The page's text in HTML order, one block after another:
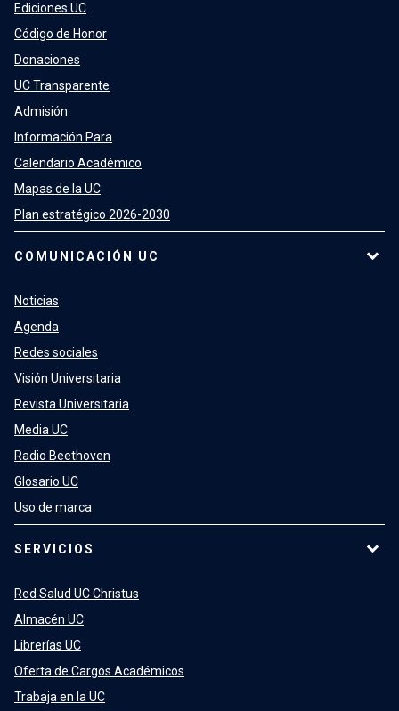
Ediciones UC
Código de Honor
Donaciones
UC Transparente
Admisión
Información Para
Calendario Académico
Mapas de la UC
Plan estratégico 2026-2030
COMUNICACIÓN UC
Noticias
Agenda
Redes sociales
Visión Universitaria
Revista Universitaria
Media UC
Radio Beethoven
Glosario UC
Uso de marca
SERVICIOS
Red Salud UC Christus
Almacén UC
Librerías UC
Oferta de Cargos Académicos
Trabaja en la UC